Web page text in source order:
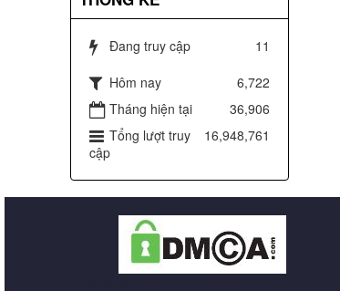
Đang truy cập
11
Hôm nay
6,722
Tháng hiện tại
36,906
Tổng lượt truy
cập
16,948,761